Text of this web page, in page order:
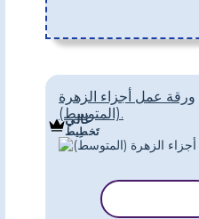
ورقة عمل أجزاء الزهرة
(المتوسط).
غالي
تَخطِيط